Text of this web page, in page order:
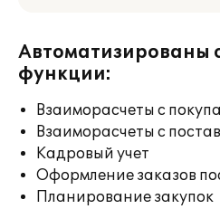
Автоматизированы
функции:
Взаиморасчеты с
Взаиморасчеты с
Кадровый учет
Оформление заказов
Планирование закупок